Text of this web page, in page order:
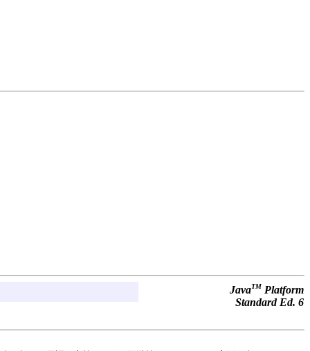
JavaTM Platform
Standard Ed. 6